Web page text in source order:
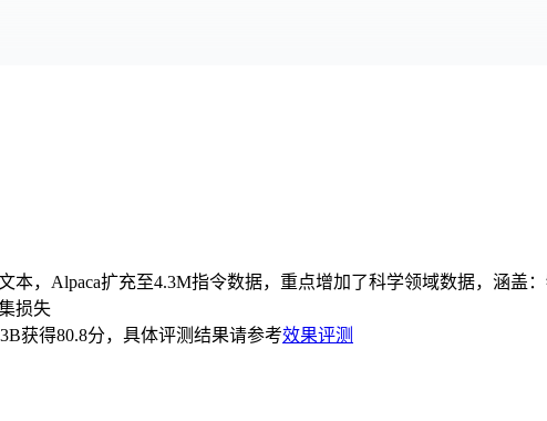
，Alpaca扩充至4.3M指令数据，重点增加了科学领域数据，涵盖
损失
获得80.8分，具体评测结果请参考效果评测